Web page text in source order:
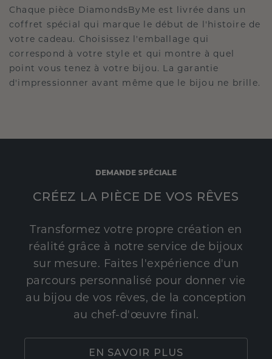
Chaque pièce DiamondsByMe est livrée dans un
coffret spécial qui marque le début de l'histoire de
votre cadeau. Choisissez l'emballage qui
correspond à votre style et qui montre à quel
point vous tenez à votre bijou. La garantie
d'impressionner avant même que le bijou ne brille.
DEMANDE SPÉCIALE
CRÉEZ LA PIÈCE DE VOS RÊVES
Transformez votre propre création en
réalité grâce à notre service de bijoux
sur mesure. Faites l'expérience d'un
parcours personnalisé pour donner vie
au bijou de vos rêves, de la conception
au chef-d'œuvre final.
EN SAVOIR PLUS